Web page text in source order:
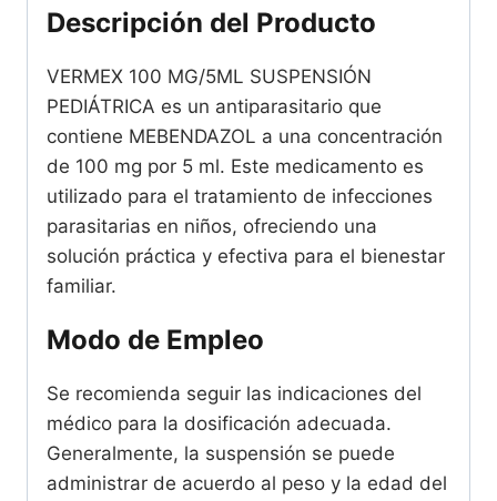
Descripción del Producto
VERMEX 100 MG/5ML SUSPENSIÓN
PEDIÁTRICA es un antiparasitario que
contiene MEBENDAZOL a una concentración
de 100 mg por 5 ml. Este medicamento es
utilizado para el tratamiento de infecciones
parasitarias en niños, ofreciendo una
solución práctica y efectiva para el bienestar
familiar.
Modo de Empleo
Se recomienda seguir las indicaciones del
médico para la dosificación adecuada.
Generalmente, la suspensión se puede
administrar de acuerdo al peso y la edad del